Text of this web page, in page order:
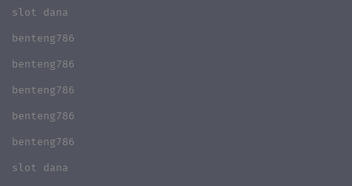
slot dana
benteng786
benteng786
benteng786
benteng786
benteng786
slot dana